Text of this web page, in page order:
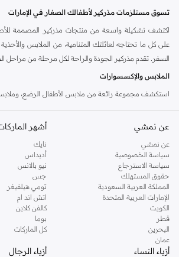
تسوق مستلزمات مذركير لأطفالك الصغار في الإمارات
اكتشف تشكيلة واسعة من منتجات مذركير المصممة
على كل ما تحتاجه لعائلتك المتنامية، من الملابس
السفر. تقدم مذركير الجودة والراحة لكل مرحلة من مراحل
الملابس والإكسسوارات
استكشف مجموعة رائعة من ملابس الأطفال الرضع،
وبنطلونات، وفساتين. لا تنسَ الإكسسوارات مثل القبعات
الحضانة والسفر
جهز غرفة طفلك بمجموعتنا من أسرة الأطفال، والفرش،
من السفر الآمن والمريح مع مجموعتنا من عربات
السفر. مذركير تجعل رحلاتك مع أطفالك أسهل.
التغذية والصحة
اعثر على جميع مستلزمات التغذية الخاصة بك، بما في
التعقيم، وكراسي الطعام، ومنتجات الفطام. تصفح منتجات
عن نمشي
عن نمشي
سياسة الخصوصية
سياسة الاسترجاع
حقوق المستهلك
المملكة العربية السعودية
الإمارات العربية المتحدة
الكويت
قطر
البحرين
عمان
أشهر
نايك
أديداس
نيو بالانس
جس
تومي هيلفيغر
اتش اند ام
كالفن كلاين
بوما
كل الماركات
أزياء النساء أزياء الرجال